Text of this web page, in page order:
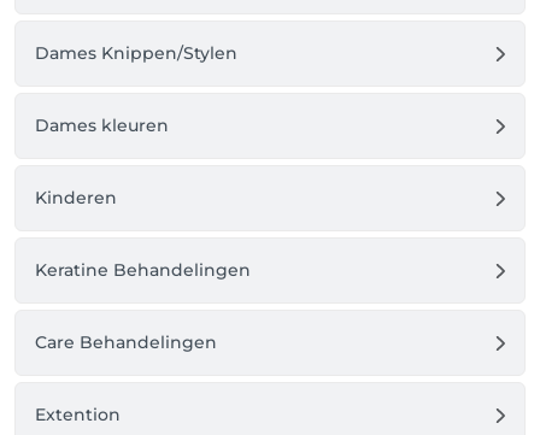
- Je kan jouw afspraak heel makkelijk herboeken.
online verplaatsen of annuleren.
op het HELP-knopje klikken en daar wordt je zo snel
Dames Knippen/Stylen
Dames kleuren
Kinderen
Keratine Behandelingen
Care Behandelingen
Extention